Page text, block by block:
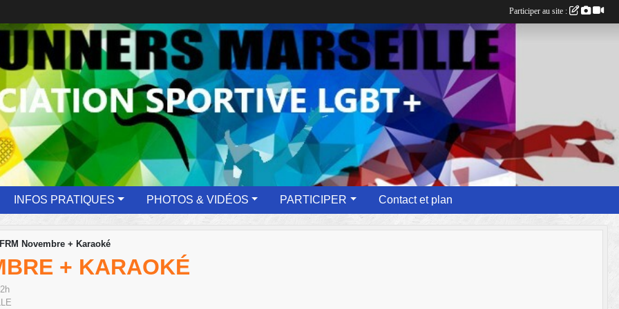
INFOS PRATIQUES PHOTOS & VIDÉOS PARTICIPER Contact et plan
Novembre + Karaoké
+ KARAOKÉ
Participer au site :